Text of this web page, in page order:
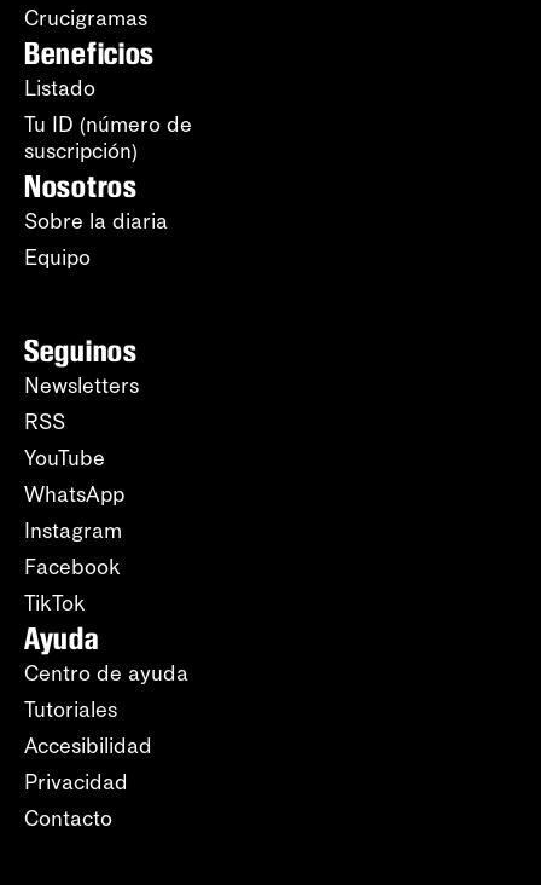
Crucigramas
Beneficios
Listado
Tu ID (número de
suscripción)
Nosotros
Sobre la diaria
Equipo
Seguinos
Newsletters
RSS
YouTube
WhatsApp
Instagram
Facebook
TikTok
Ayuda
Centro de ayuda
Tutoriales
Accesibilidad
Privacidad
Contacto